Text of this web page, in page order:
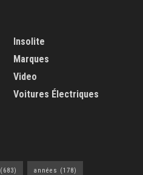
Insolite
Marques
Video
Voitures Électriques
(683) années (178)